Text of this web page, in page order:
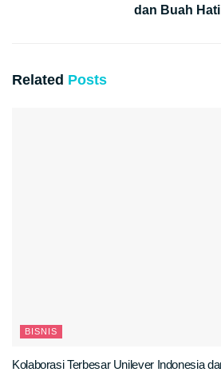
dan Buah
Related Posts
BISNIS
Kolaborasi Terbesar Unilever Indonesia